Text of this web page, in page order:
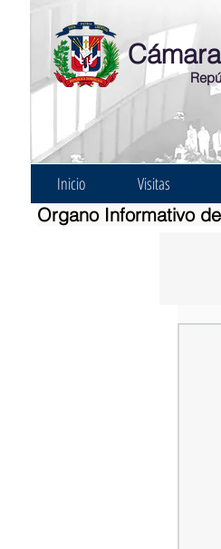
Inicio Visitas
Organo Informativo